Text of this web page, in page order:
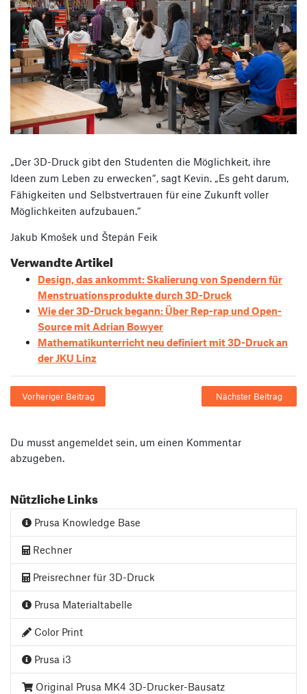
„Der 3D-Druck gibt den Studenten die Möglichkeit, ihre
Ideen zum Leben zu erwecken“, sagt Kevin. „Es geht darum,
Fähigkeiten und Selbstvertrauen für eine Zukunft voller
Möglichkeiten aufzubauen.“
Jakub Kmošek und Štepán Feik
Verwandte Artikel
Design, das ankommt: Skalierung von Spendern für
Menstruationsprodukte durch 3D-Druck
Wie der 3D-Druck begann: Über Rep-rap und Open-
Source mit Adrian Bowyer
Mathematikunterricht neu definiert mit 3D-Druck an
der JKU Linz
Vorheriger Beitrag Nächster Beitrag
Du musst angemeldet sein, um einen Kommentar
abzugeben.
Nützliche Links
Prusa Knowledge Base
Rechner
Preisrechner für 3D-Druck
Prusa Materialtabelle
Color Print
Prusa i3
Original Prusa MK4 3D-Drucker-Bausatz